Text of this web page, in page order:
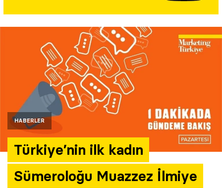
HABERLER
Türkiye’nin ilk kadın
Sümeroloğu Muazzez İlmiye
Araştırma